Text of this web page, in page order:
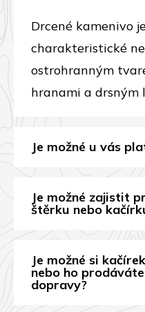
Drcené kamenivo
charakteristické
ostrohranným
hranami a drsným
Je možné u vás
Je možné zajistit
štěrku nebo
Je možné si
nebo ho
dopravy?